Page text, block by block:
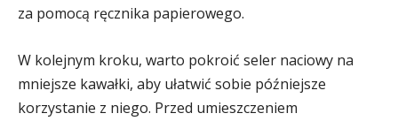
za pomocą ręcznika papierowego.
W kolejnym kroku, warto pokroić seler naciowy na
mniejsze kawałki, aby ułatwić sobie późniejsze
korzystanie z niego. Przed umieszczeniem